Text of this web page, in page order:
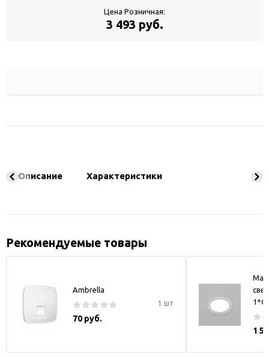
Цена Розничная:
3 493 руб.
Описание Характеристики
Рекомендуемые товары
Ambrella
1 шт
70 руб.
1